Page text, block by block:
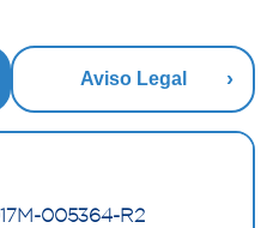
Aviso Legal
005364-R2